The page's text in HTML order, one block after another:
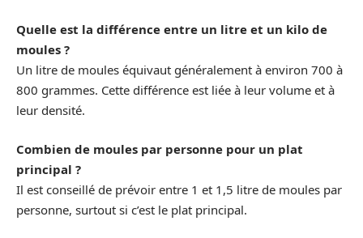
Quelle est la différence entre un litre et un kilo de
moules ?
Un litre de moules équivaut généralement à environ 700 à
800 grammes. Cette différence est liée à leur volume et à
leur densité.
Combien de moules par personne pour un plat
principal ?
Il est conseillé de prévoir entre 1 et 1,5 litre de moules par
personne, surtout si c’est le plat principal.